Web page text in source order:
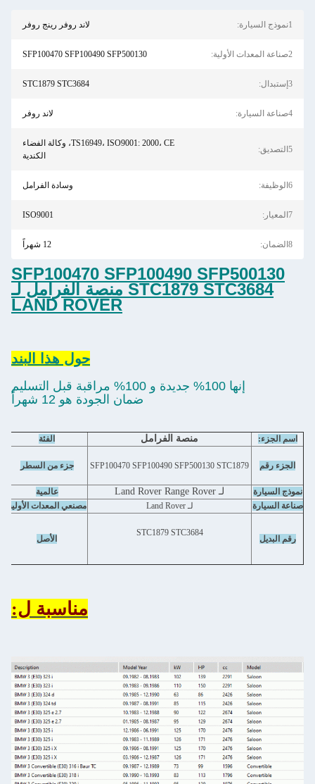
لاند روفر رينج روفر
SFP100470 SFP100490 SFP500130
STC1879 STC3684
لاند روفر
TS16949، ISO9001: 2000، CE، وكالة الفضاء
الكندية
وسادة الفرامل
ISO9001
SFP100470 SFP100490 SFP500130
STC1879 STC3684 منصة الفرامل لـ
LAND ROVER
حول هذا البند
إنها 100% جديدة و 100% مراقبة قبل التسليم
ضمان الجودة هو 12 شهراً
اسم الجزء: منصة الفرامل الفئة
الجزء رقم SFP100470 SFP100490 SFP500130 STC1879 جزء من السطر
نموذج السيارة
عالمية
صناعة السيارة
مصنعي المعدات الأولية
رقم البديل
STC1879 STC3684
الأصل
مناسبة ل: